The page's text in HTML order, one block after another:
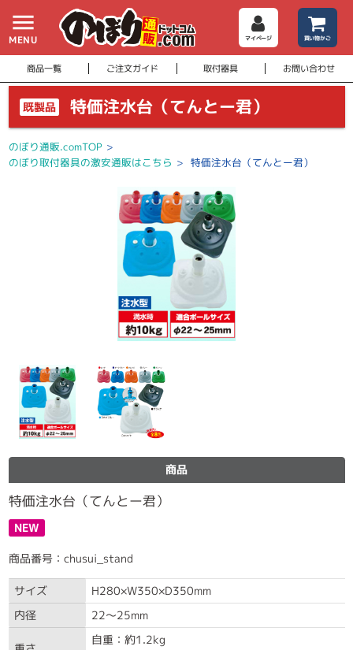
menu
MENU マイページ 買い物かご
商品一覧 ご注文ガイド 取付器具 お問い合わせ
既製品 特価注水台（てんとー君）
のぼり通販.comTOP >
のぼり取付器具の激安通販はこちら > 特価注水台（てんとー君）
商品
特価注水台（てんとー君）
NEW
商品番号：chusui_stand
サイズ
H280×W350×D350mm
内径
22～25mm
自重：約1.2kg